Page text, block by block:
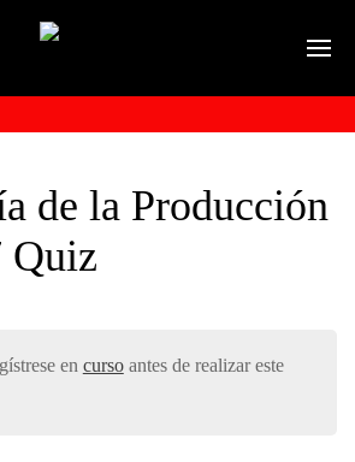
de la Producción
Quiz
en cursoantes de realizar este